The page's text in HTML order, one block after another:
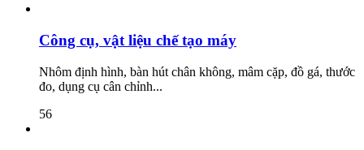
Công cụ, vật liệu chế tạo máy
Nhôm định hình, bàn hút chân không, mâm cặp, đồ gá, thước
đo, dụng cụ cân chỉnh...
56